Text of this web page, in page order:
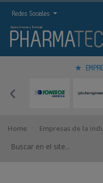
Redes Sociales
Home Empresas de la